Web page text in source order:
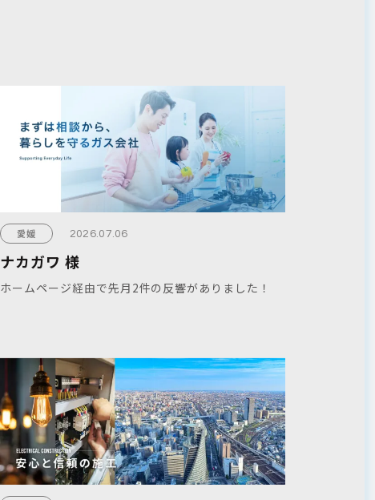
愛媛 2026.07.06
ナカガワ 様
ホームページ経由で先月2件の反響がありました！